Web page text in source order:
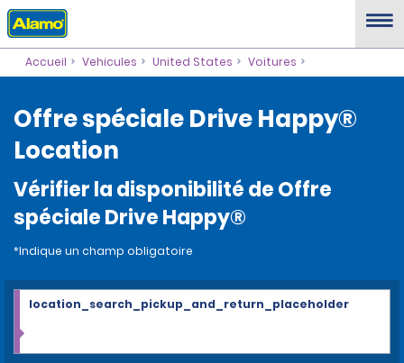
Accueil Vehicules United States Voitures
Offre spéciale Drive Happy®
Location
Vérifier la disponibilité de Offre
spéciale Drive Happy®
*Indique un champ obligatoire
location_search_pickup_and_return_placeholder